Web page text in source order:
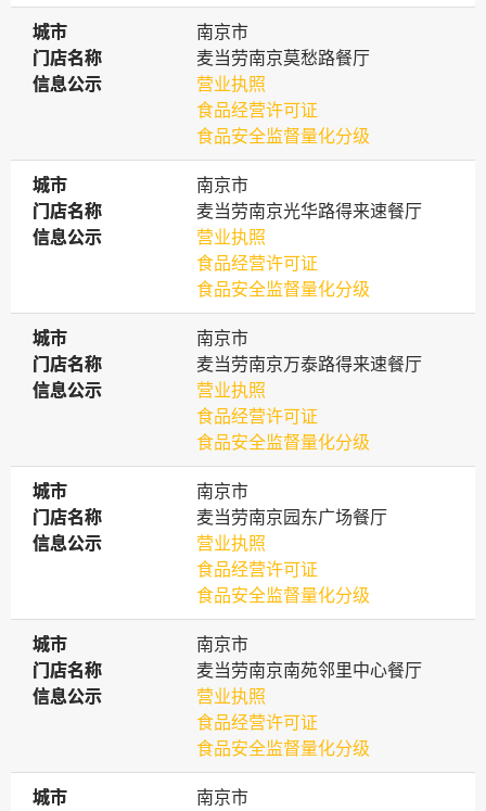
城市
城市
南京市
门店名称
门店名称
麦当劳南京莫愁路餐厅
信息公示
信息公示
营业执照
食品经营许可证
食品安全监督量化分级
城市
城市
南京市
门店名称
门店名称
麦当劳南京光华路得来速餐厅
信息公示
信息公示
营业执照
食品经营许可证
食品安全监督量化分级
城市
城市
南京市
门店名称
门店名称
麦当劳南京万泰路得来速餐厅
信息公示
信息公示
营业执照
食品经营许可证
食品安全监督量化分级
城市
城市
南京市
门店名称
门店名称
麦当劳南京园东广场餐厅
信息公示
信息公示
营业执照
食品经营许可证
食品安全监督量化分级
城市
城市
南京市
门店名称
门店名称
麦当劳南京南苑邻里中心餐厅
信息公示
信息公示
营业执照
食品经营许可证
食品安全监督量化分级
城市
城市
南京市